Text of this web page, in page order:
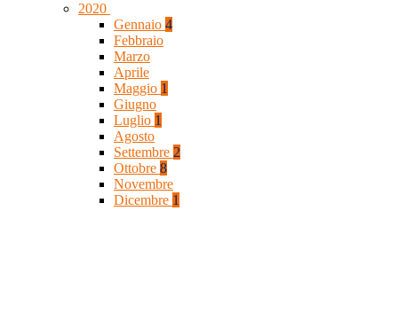
2020
Gennaio 4
Febbraio
Marzo
Aprile
Maggio 1
Giugno
Luglio 1
Agosto
Settembre 2
Ottobre 8
Novembre
Dicembre 1